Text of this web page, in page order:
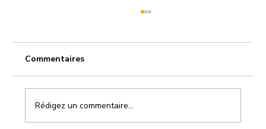
Commentaires
Rédigez un commentaire...